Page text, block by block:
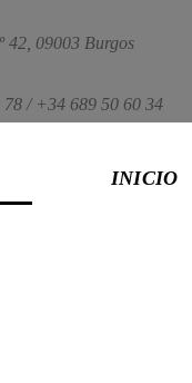
42, 09003 Burgos
78/ +34 689 50 60 34
INICIO